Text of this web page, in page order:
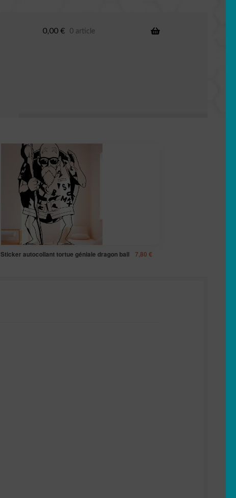
0,00 € 0 article
Sticker autocollant tortue géniale dragon ball 7,80 €